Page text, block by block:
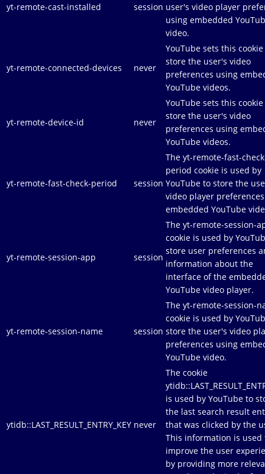
yt-remote-cast-installed session user's video player
using embedded
video.
yt-remote-connected-devices never
YouTube sets this
store the user's video
preferences using
YouTube videos.
yt-remote-device-id never
YouTube sets this
store the user's video
preferences using
YouTube videos.
yt-remote-fast-check-period session
The yt-remote-fast-
period cookie is used by
YouTube to store the
video player
embedded YouTube
yt-remote-session-app session
The yt-remote-session-
cookie is used by
store user preferences
information about the
interface of the
YouTube video player.
yt-remote-session-name session
The yt-remote-session-
cookie is used by
store the user's video
preferences using
YouTube video.
ytidb::LAST_RESULT_ENTRY_KEY never
The cookie
is used by YouTube to
the last search result
that was clicked by the
This information is used
improve the user
by providing more